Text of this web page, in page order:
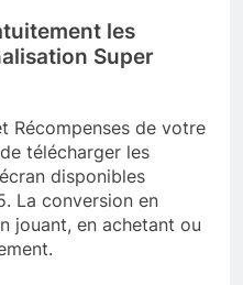
les
Super
Récompenses de votre
télécharger les
disponibles
La conversion en
jouant, en achetant ou